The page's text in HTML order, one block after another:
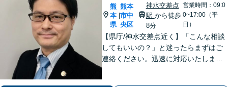
熊
本
県
|
熊本
市中
央区
神水交差点
駅 から徒歩
8分
営業時間：09:0
0~17:00（平
日）
【県庁/神水交差点近く】「こんな相談
してもいいの？」と迷ったらまずはご
連絡ください。迅速に対応いたしま